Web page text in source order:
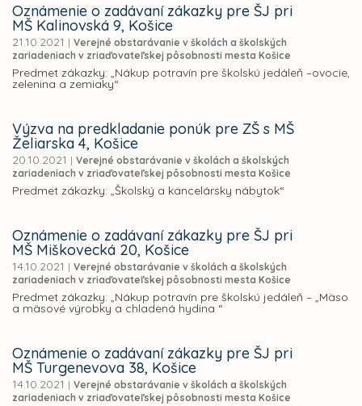
Oznámenie o zadávaní zákazky pre ŠJ pri
MŠ Kalinovská 9, Košice
21.10.2021 | Verejné obstarávanie v školách a školských
zariadeniach v zriaďovateľskej pôsobnosti mesta Košice
Predmet zákazky: „Nákup potravín pre školskú jedáleň –ovocie,
zelenina a zemiaky“
Výzva na predkladanie ponúk pre ZŠ s MŠ
Želiarska 4, Košice
20.10.2021 | Verejné obstarávanie v školách a školských
zariadeniach v zriaďovateľskej pôsobnosti mesta Košice
Predmet zákazky: „Školský a kancelársky nábytok“
Oznámenie o zadávaní zákazky pre ŠJ pri
MŠ Miškovecká 20, Košice
14.10.2021 | Verejné obstarávanie v školách a školských
zariadeniach v zriaďovateľskej pôsobnosti mesta Košice
Predmet zákazky: „Nákup potravín pre školskú jedáleň – „Mäso
a mäsové výrobky a chladená hydina “
Oznámenie o zadávaní zákazky pre ŠJ pri
MŠ Turgenevova 38, Košice
14.10.2021 | Verejné obstarávanie v školách a školských
zariadeniach v zriaďovateľskej pôsobnosti mesta Košice